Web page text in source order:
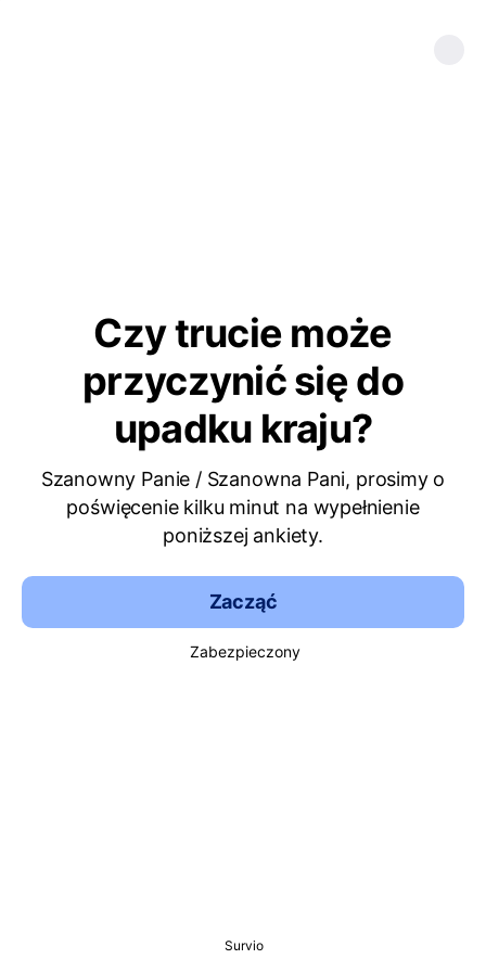
Czy trucie może
przyczynić się do
upadku kraju?
Szanowny Panie / Szanowna Pani, prosimy o
poświęcenie kilku minut na wypełnienie
poniższej ankiety.
Zacząć
Zabezpieczony
Survio